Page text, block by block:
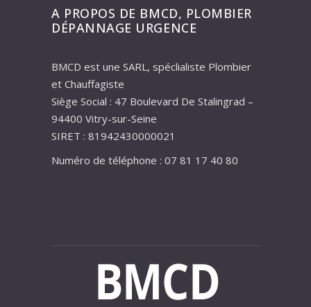
A PROPOS DE BMCD, PLOMBIER
DÉPANNAGE URGENCE
BMCD est une SARL, spéclialiste Plombier
et Chauffagiste
Siège Social : 47 Boulevard De Stalingrad –
94400 Vitry-sur-Seine
SIRET : 81942430000021
Numéro de téléphone : 07 81 17 40 80